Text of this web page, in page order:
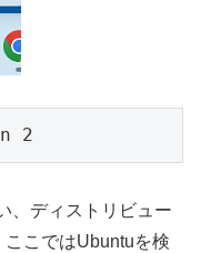
2
、ディストリビュー
こではUbuntuを検